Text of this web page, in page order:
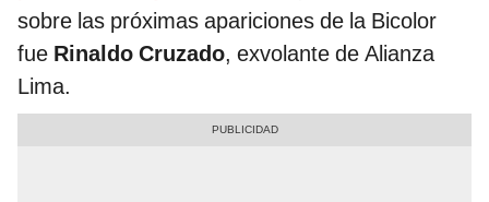
sobre las próximas apariciones de la Bicolor
fue Rinaldo Cruzado, exvolante de Alianza
Lima.